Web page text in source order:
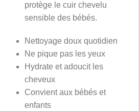
protège le cuir chevelu
sensible des bébés.
Nettoyage doux quotidien
Ne pique pas les yeux
Hydrate et adoucit les
cheveux
Convient aux bébés et
enfants